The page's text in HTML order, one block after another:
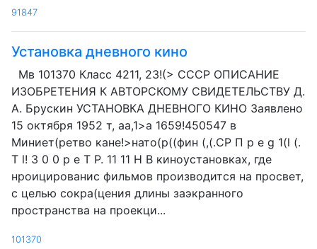
91847
Установка дневного кино
Мв 101370 Класс 4211, 23!(> СССР ОПИСАНИЕ
ИЗОБРЕТЕНИЯ К АВТОРСКОМУ СВИДЕТЕЛЬСТВУ Д.
А. Брускин УСТАНОВКА ДНЕВНОГО КИНО Заявлено
15 октября 1952 т, аа,1>а 1659!450547 в
Миниет(ретво кане!>нато(р((фин (,(.СР П р е g 1(l (.
Т l! 3 0 0 р е T P. 11 11 H В киноустановках, где
нроицированис фильмов производится на просвет,
с целью сокра(цения длины заэкранного
пространства на проекци...
101370